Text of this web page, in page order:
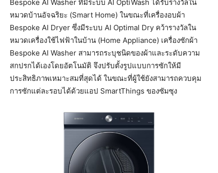
Bespoke AI Washer ที่มีระบบ AI OptiWash ได้รับรางวัลใน
หมวดบ้านอัจฉริยะ (Smart Home) ในขณะที่เครื่องอบผ้า
Bespoke AI Dryer ซึ่งมีระบบ AI Optimal Dry คว้ารางวัลใน
หมวดเครื่องใช้ไฟฟ้าในบ้าน (Home Appliance) เครื่องซักผ้า
Bespoke AI Washer สามารถระบุชนิดของผ้าและระดับความ
สกปรกได้เองโดยอัตโนมัติ จึงปรับตั้งรูปแบบการซักให้มี
ประสิทธิภาพเหมาะสมที่สุดได้ ในขณะที่ผู้ใช้ยังสามารถควบคุม
การซักแต่ละรอบได้ด้วยแอป SmartThings ของซัมซุง